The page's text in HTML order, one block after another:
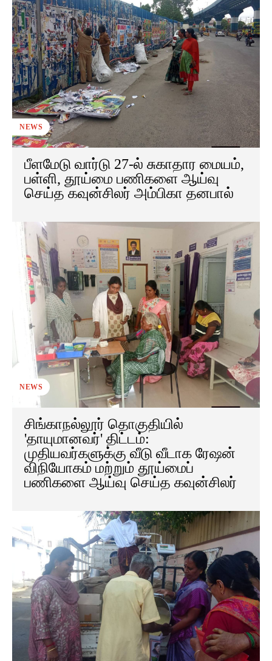
NEWS
பீளமேடு வார்டு 27-ல் சுகாதார மையம்,
பள்ளி, தூய்மை பணிகளை ஆய்வு
செய்த கவுன்சிலர் அம்பிகா தனபால்
NEWS
சிங்காநல்லூர் தொகுதியில்
'தாயுமானவர்' திட்டம்:
முதியவர்களுக்கு வீடு வீடாக ரேஷன்
விநியோகம் மற்றும் தூய்மைப்
பணிகளை ஆய்வு செய்த கவுன்சிலர்